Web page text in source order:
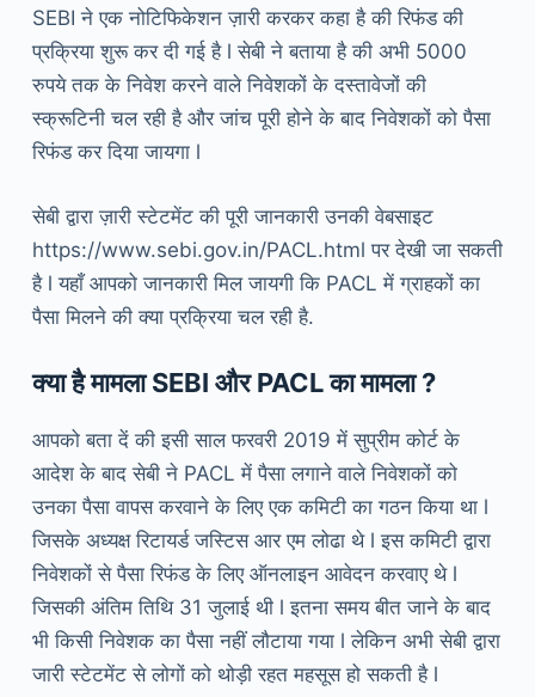
SEBI ने एक नोटिफिकेशन ज़ारी करकर कहा है की रिफंड की
प्रक्रिया शुरू कर दी गई है l सेबी ने बताया है की अभी 5000
रुपये तक के निवेश करने वाले निवेशकों के दस्तावेजों की
स्क्रूटिनी चल रही है और जांच पूरी होने के बाद निवेशकों को पैसा
रिफंड कर दिया जायगा l
सेबी द्वारा ज़ारी स्टेटमेंट की पूरी जानकारी उनकी वेबसाइट
https://www.sebi.gov.in/PACL.html पर देखी जा सकती
है l यहाँ आपको जानकारी मिल जायगी कि PACL में ग्राहकों का
पैसा मिलने की क्या प्रक्रिया चल रही है.
क्या है मामला SEBI और PACL का मामला ?
आपको बता दें की इसी साल फरवरी 2019 में सुप्रीम कोर्ट के
आदेश के बाद सेबी ने PACL में पैसा लगाने वाले निवेशकों को
उनका पैसा वापस करवाने के लिए एक कमिटी का गठन किया था l
जिसके अध्यक्ष रिटायर्ड जस्टिस आर एम लोढा थे l इस कमिटी द्वारा
निवेशकों से पैसा रिफंड के लिए ऑनलाइन आवेदन करवाए थे l
जिसकी अंतिम तिथि 31 जुलाई थी l इतना समय बीत जाने के बाद
भी किसी निवेशक का पैसा नहीं लौटाया गया l लेकिन अभी सेबी द्वारा
जारी स्टेटमेंट से लोगों को थोड़ी रहत महसूस हो सकती है l